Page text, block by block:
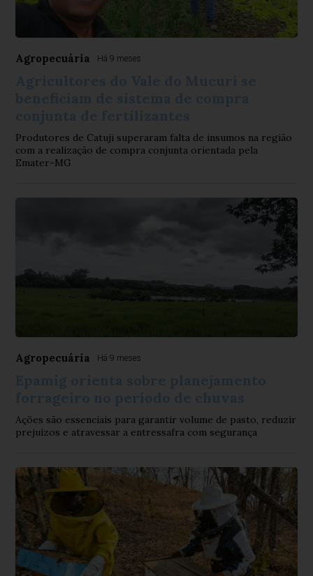
Agropecuária Há 9 meses
Produtores de Catuji superaram falta de insumos na região
com a realização de compra conjunta orientada pela
Emater-MG
Agropecuária Há 9 meses
Ações são essenciais para garantir volume de pasto, reduzir
prejuízos e atravessar a entressafra com segurança